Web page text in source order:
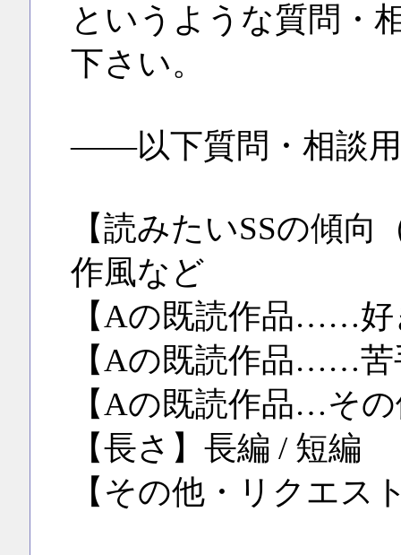
というような質問・
下さい。
――以下質問・相談
【読みたいSSの傾
作風など
【Aの既読作品……好
【Aの既読作品……苦
【Aの既読作品…そ
【長さ】長編 / 短編
【その他・リクエス